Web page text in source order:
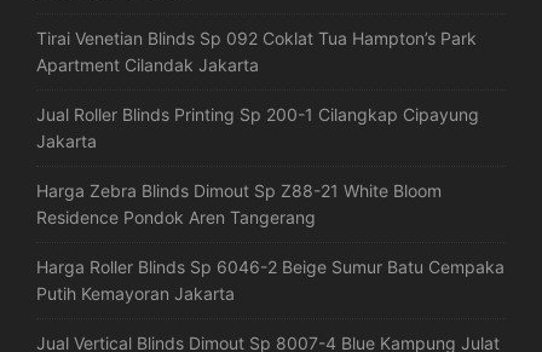
Tirai Venetian Blinds Sp 092 Coklat Tua Hampton’s Park
Apartment Cilandak Jakarta
Jual Roller Blinds Printing Sp 200-1 Cilangkap Cipayung
Jakarta
Harga Zebra Blinds Dimout Sp Z88-21 White Bloom
Residence Pondok Aren Tangerang
Harga Roller Blinds Sp 6046-2 Beige Sumur Batu Cempaka
Putih Kemayoran Jakarta
Jual Vertical Blinds Dimout Sp 8007-4 Blue Kampung Julat